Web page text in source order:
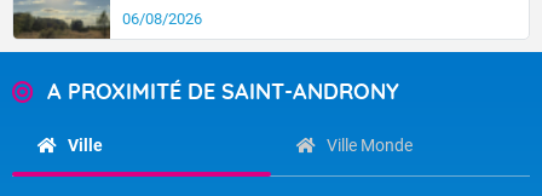
06/08/2026
A PROXIMITÉ DE SAINT-ANDRONY
Ville Ville Monde